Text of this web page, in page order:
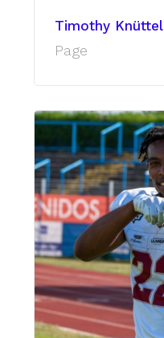
Timothy Knüttel
Page